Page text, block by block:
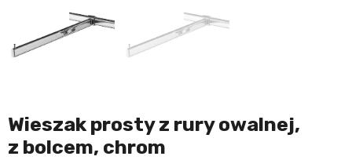
Wieszak prosty z rury owalnej,
z bolcem, chrom